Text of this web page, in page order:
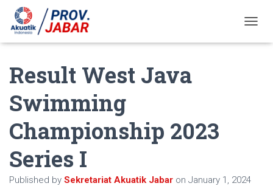
O
I
Result West Java
Swimming
Championship 2023
Series I
Published by Sekretariat Akuatik Jabar on January 1, 2024